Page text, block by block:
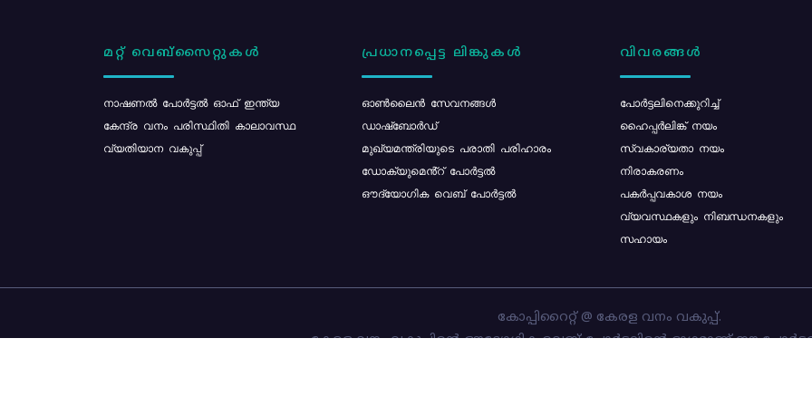
മറ്റ് വെബ്സൈറ്റുകൾ
നാഷണൽ പോർട്ടൽ ഓഫ് ഇന്ത്യ
കേന്ദ്ര വനം പരിസ്ഥിതി കാലാവസ്ഥ
വ്യതിയാന വകുപ്പ്
പ്രധാനപ്പെട്ട ലിങ്കുകൾ
ഓൺലൈൻ സേവനങ്ങൾ
ഡാഷ്ബോർഡ്
മുഖ്യമന്ത്രിയുടെ പരാതി പരിഹാരം
ഡോക്യുമെൻ്റ് പോർട്ടൽ
ഔദ്യോഗിക വെബ് പോർട്ടൽ
വിവരങ്ങൾ
പോര്‍ട്ടലിനെക്കുറിച്ച്
ഹൈപ്പർലിങ്ക് നയം
സ്വകാര്യതാ നയം
നിരാകരണം
പകർപ്പവകാശ നയം
വ്യവസ്ഥകളും നിബന്ധനകളും
സഹായം
കോപ്പിറൈറ്റ് @ കേരള വനം വകുപ്പ്.
കേരള വനം വകുപ്പിന്റെ ഔദ്യോഗിക വെബ്-പോർട്ടലിന്റെ ഭാഗമാണ് ഈ